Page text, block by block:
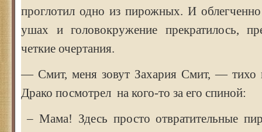
проглотил одно из пирожных. И
ушах и головокружение прекратилось,
четкие очертания.
— Смит, меня зовут Захария Смит, — тихо
Драко посмотрел на кого-то за его спиной:
– Мама! Здесь просто отвратительные